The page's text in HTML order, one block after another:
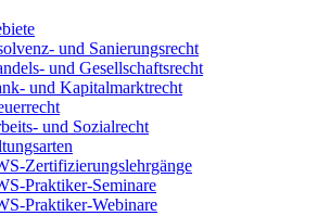
und Sanierungsrecht
und Gesellschaftsrecht
und Kapitalmarktrecht
und Sozialrecht
Zertifizierungslehrgänge
Praktiker-Seminare
Praktiker-Webinare